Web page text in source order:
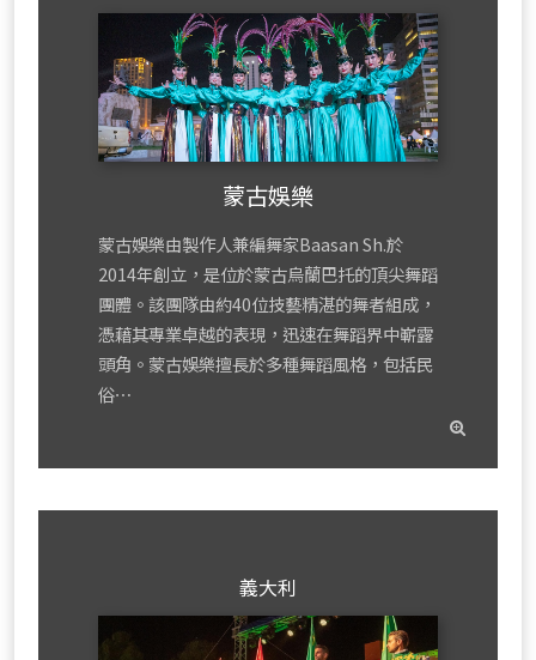
蒙古娛樂
蒙古娛樂由製作人兼編舞家Baasan Sh.於
2014年創立，是位於蒙古烏蘭巴托的頂尖舞蹈
團體。該團隊由約40位技藝精湛的舞者組成，
憑藉其專業卓越的表現，迅速在舞蹈界中嶄露
頭角。蒙古娛樂擅長於多種舞蹈風格，包括民
俗⋯
義大利